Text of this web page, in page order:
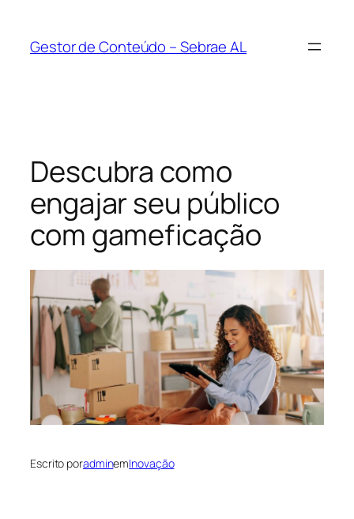
Gestor de Conteúdo – Sebrae AL
Descubra como
engajar seu público
com gameficação
Escrito poradminemInovação